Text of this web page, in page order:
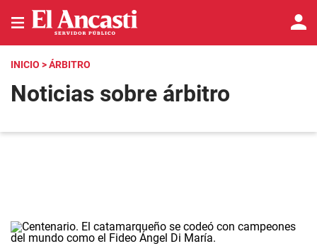
INICIO > ÁRBITRO
Noticias sobre árbitro